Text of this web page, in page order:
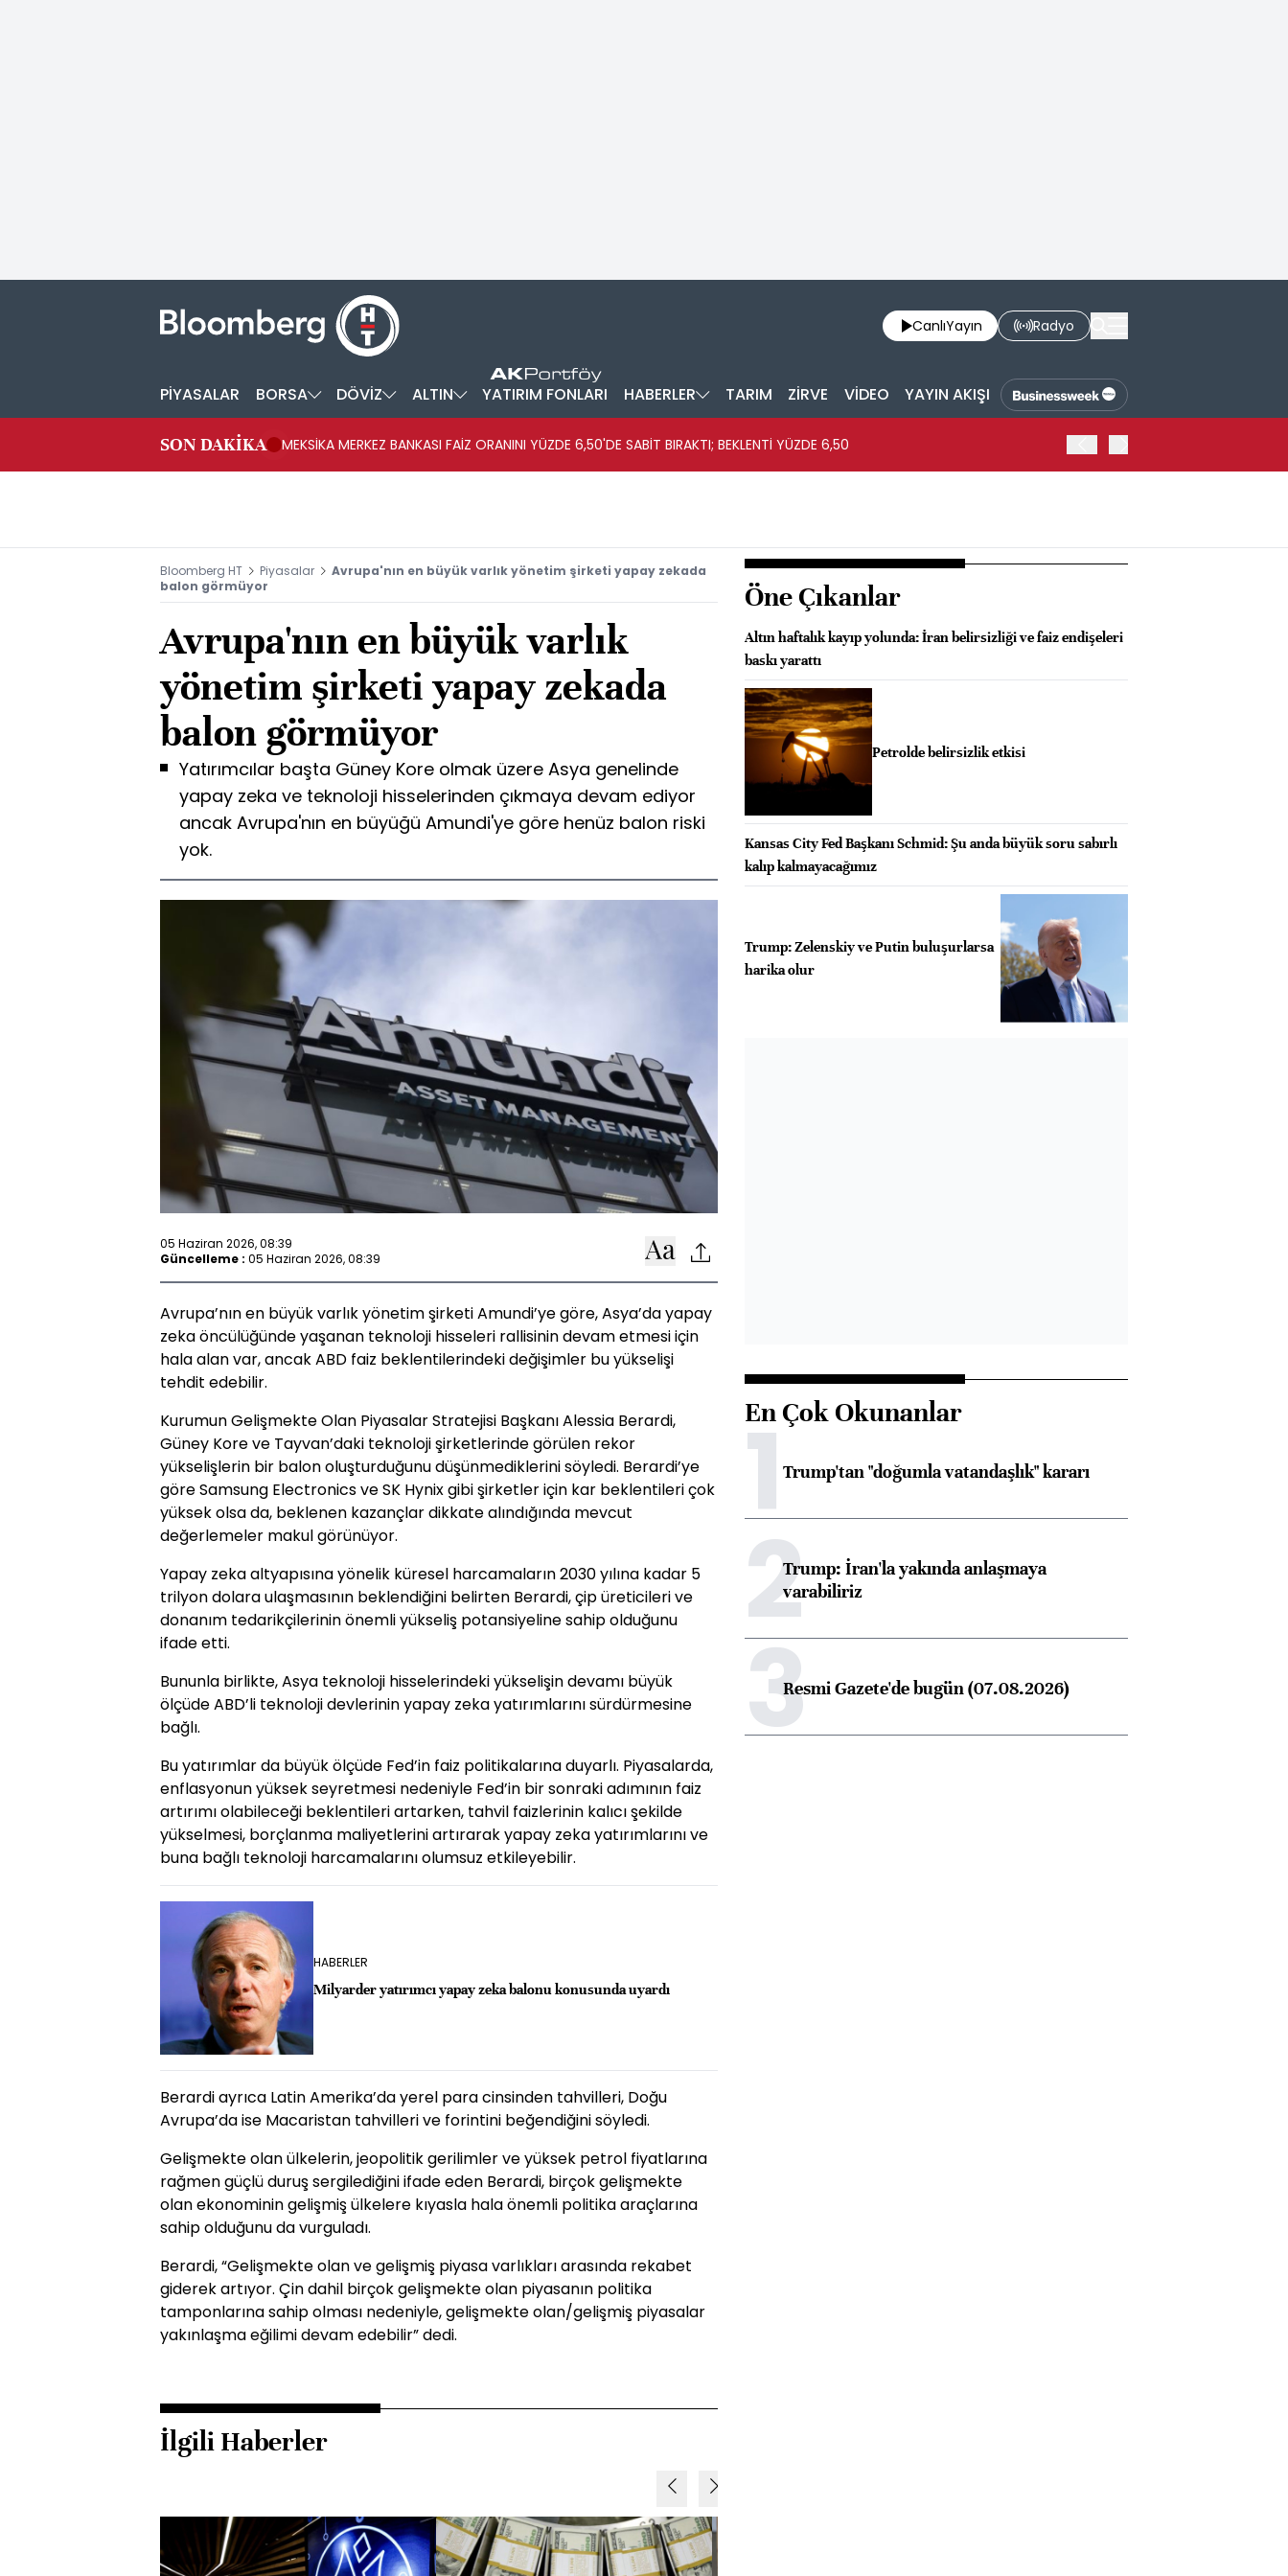
CanlıYayın Radyo
PİYASALAR BORSA DÖVİZ ALTIN YATIRIM FONLARI HABERLER TARIM ZİRVE VİDEO YAYIN AKIŞI
SON DAKİKA MEKSİKA MERKEZ BANKASI FAİZ ORANINI YÜZDE 6,50'DE SABİT BIRAKTI; BEKLENTİ YÜZDE 6,50
Bloomberg HT Piyasalar
Avrupa'nın en büyük varlık yönetim şirketi yapay zekada
balon görmüyor
Avrupa'nın en büyük varlık
yönetim şirketi yapay zekada
balon görmüyor
Yatırımcılar başta Güney Kore olmak üzere Asya genelinde
yapay zeka ve teknoloji hisselerinden çıkmaya devam ediyor
ancak Avrupa'nın en büyüğü Amundi'ye göre henüz balon riski
yok.
05 Haziran 2026, 08:39
Güncelleme : 05 Haziran 2026, 08:39
Avrupa’nın en büyük varlık yönetim şirketi Amundi’ye göre, Asya’da yapay
zeka öncülüğünde yaşanan teknoloji hisseleri rallisinin devam etmesi için
hala alan var, ancak ABD faiz beklentilerindeki değişimler bu yükselişi
tehdit edebilir.
Kurumun Gelişmekte Olan Piyasalar Stratejisi Başkanı Alessia Berardi,
Güney Kore ve Tayvan’daki teknoloji şirketlerinde görülen rekor
yükselişlerin bir balon oluşturduğunu düşünmediklerini söyledi. Berardi’ye
göre Samsung Electronics ve SK Hynix gibi şirketler için kar beklentileri çok
yüksek olsa da, beklenen kazançlar dikkate alındığında mevcut
değerlemeler makul görünüyor.
Yapay zeka altyapısına yönelik küresel harcamaların 2030 yılına kadar 5
trilyon dolara ulaşmasının beklendiğini belirten Berardi, çip üreticileri ve
donanım tedarikçilerinin önemli yükseliş potansiyeline sahip olduğunu
ifade etti.
Bununla birlikte, Asya teknoloji hisselerindeki yükselişin devamı büyük
ölçüde ABD’li teknoloji devlerinin yapay zeka yatırımlarını sürdürmesine
bağlı.
Bu yatırımlar da büyük ölçüde Fed’in faiz politikalarına duyarlı. Piyasalarda,
enflasyonun yüksek seyretmesi nedeniyle Fed’in bir sonraki adımının faiz
artırımı olabileceği beklentileri artarken, tahvil faizlerinin kalıcı şekilde
yükselmesi, borçlanma maliyetlerini artırarak yapay zeka yatırımlarını ve
buna bağlı teknoloji harcamalarını olumsuz etkileyebilir.
HABERLER
Milyarder yatırımcı yapay zeka balonu konusunda uyardı
Berardi ayrıca Latin Amerika’da yerel para cinsinden tahvilleri, Doğu
Avrupa’da ise Macaristan tahvilleri ve forintini beğendiğini söyledi.
Gelişmekte olan ülkelerin, jeopolitik gerilimler ve yüksek petrol fiyatlarına
rağmen güçlü duruş sergilediğini ifade eden Berardi, birçok gelişmekte
olan ekonominin gelişmiş ülkelere kıyasla hala önemli politika araçlarına
sahip olduğunu da vurguladı.
Berardi, “Gelişmekte olan ve gelişmiş piyasa varlıkları arasında rekabet
giderek artıyor. Çin dahil birçok gelişmekte olan piyasanın politika
tamponlarına sahip olması nedeniyle, gelişmekte olan/gelişmiş piyasalar
yakınlaşma eğilimi devam edebilir” dedi.
İlgili Haberler
Öne Çıkanlar
Altın haftalık kayıp yolunda: İran belirsizliği ve faiz endişeleri
baskı yarattı
Petrolde belirsizlik etkisi
Kansas City Fed Başkanı Schmid: Şu anda büyük soru sabırlı
kalıp kalmayacağımız
Trump: Zelenskiy ve Putin buluşurlarsa
harika olur
En Çok Okunanlar
1Trump'tan "doğumla vatandaşlık" kararı
2Trump: İran'la yakında anlaşmaya
varabiliriz
3Resmi Gazete'de bugün (07.08.2026)